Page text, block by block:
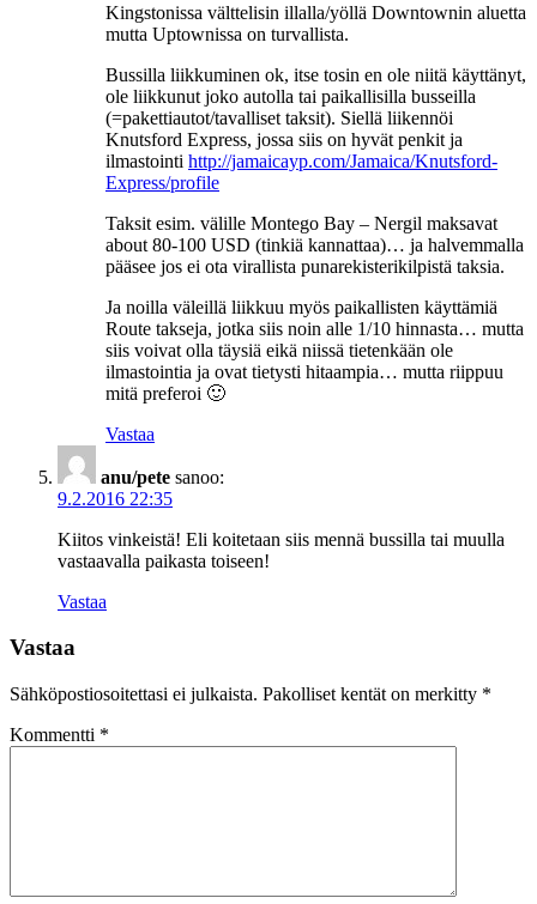
Kingstonissa välttelisin illalla/yöllä Downtownin aluetta
mutta Uptownissa on turvallista.
Bussilla liikkuminen ok, itse tosin en ole niitä käyttänyt,
ole liikkunut joko autolla tai paikallisilla busseilla
(=pakettiautot/tavalliset taksit). Siellä liikennöi
Knutsford Express, jossa siis on hyvät penkit ja
ilmastointi http://jamaicayp.com/Jamaica/Knutsford-
Express/profile
Taksit esim. välille Montego Bay – Nergil maksavat
about 80-100 USD (tinkiä kannattaa)… ja halvemmalla
pääsee jos ei ota virallista punarekisterikilpistä taksia.
Ja noilla väleillä liikkuu myös paikallisten käyttämiä
Route takseja, jotka siis noin alle 1/10 hinnasta… mutta
siis voivat olla täysiä eikä niissä tietenkään ole
ilmastointia ja ovat tietysti hitaampia… mutta riippuu
mitä preferoi 🙂
Vastaa
anu/pete sanoo:
9.2.2016 22:35
Kiitos vinkeistä! Eli koitetaan siis mennä bussilla tai muulla
vastaavalla paikasta toiseen!
Vastaa
Vastaa
Sähköpostiosoitettasi ei julkaista. Pakolliset kentät on merkitty *
Kommentti *